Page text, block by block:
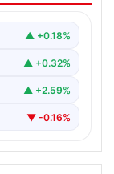
▲ +0.18%
▲ +0.32%
▲ +2.59%
▼ -0.16%